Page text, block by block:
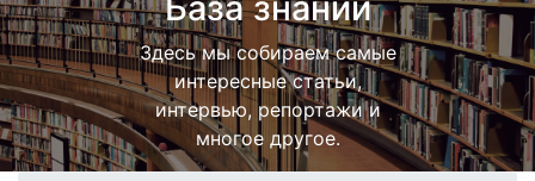
Здесь мы собираем самые
интересные статьи,
интервью, репортажи и
многое другое.